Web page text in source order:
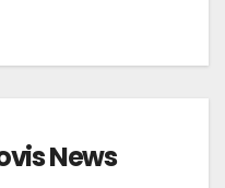
News